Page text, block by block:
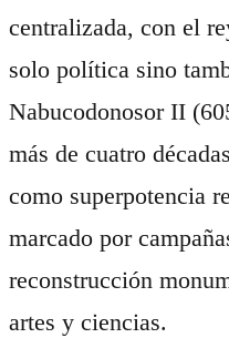
centralizada, con el
solo política sino
Nabucodonosor II
más de cuatro
como superpotencia
marcado por
reconstrucción
artes y ciencias.